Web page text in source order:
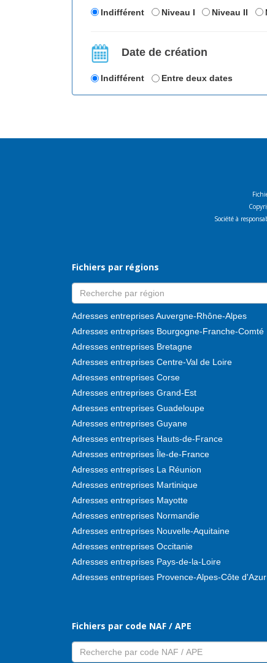
Indifférent Niveau I Niveau II
Date de création
Indifférent Entre deux dates
Société à
Fichiers par régions
Adresses entreprises Auvergne-Rhône-Alpes
Adresses entreprises Bourgogne-Franche-Comté
Adresses entreprises Bretagne
Adresses entreprises Centre-Val de Loire
Adresses entreprises Corse
Adresses entreprises Grand-Est
Adresses entreprises Guadeloupe
Adresses entreprises Guyane
Adresses entreprises Hauts-de-France
Adresses entreprises Île-de-France
Adresses entreprises La Réunion
Adresses entreprises Martinique
Adresses entreprises Mayotte
Adresses entreprises Normandie
Adresses entreprises Nouvelle-Aquitaine
Adresses entreprises Occitanie
Adresses entreprises Pays-de-la-Loire
Adresses entreprises Provence-Alpes-Côte d'Azur
Fichiers par code NAF / APE